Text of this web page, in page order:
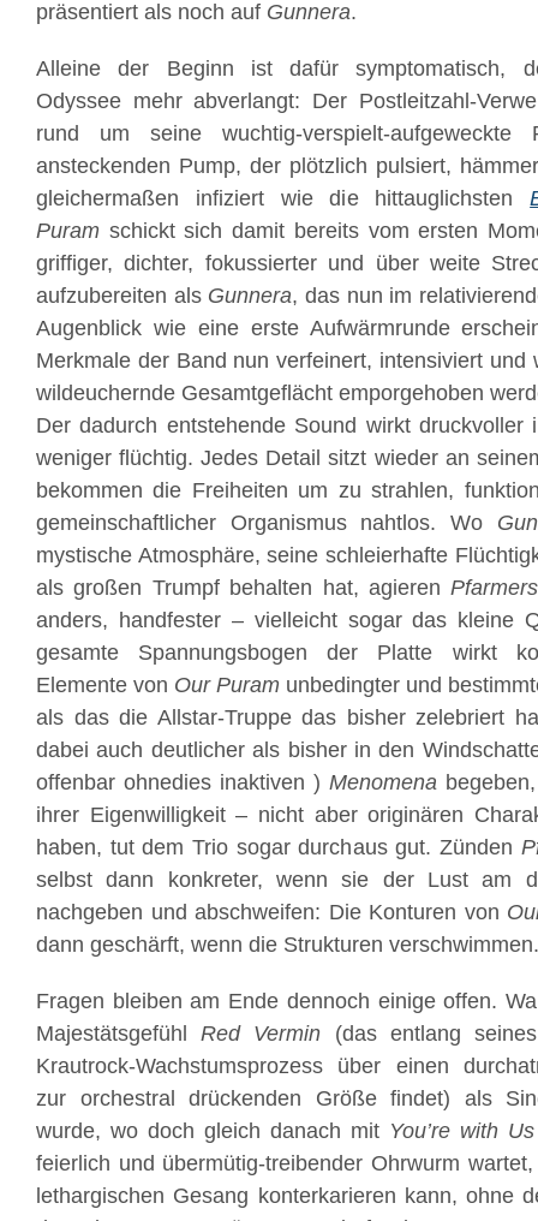
präsentiert als noch auf Gunnera.
Alleine der Beginn ist dafür symptomatisch,
Odyssee mehr abverlangt: Der Postleitzahl-
rund um seine wuchtig-verspielt-aufgeweckte
ansteckenden Pump, der plötzlich pulsiert,
gleichermaßen infiziert wie die hittauglichsten
Puram schickt sich damit bereits vom ersten
griffiger, dichter, fokussierter und über weite
aufzubereiten als Gunnera, das nun im
Augenblick wie eine erste Aufwärmrunde
Merkmale der Band nun verfeinert, intensiviert und
wildeuchernde Gesamtgeflächt emporgehoben
Der dadurch entstehende Sound wirkt druckvoller
weniger flüchtig. Jedes Detail sitzt wieder an
bekommen die Freiheiten um zu strahlen,
gemeinschaftlicher Organismus nahtlos. Wo
mystische Atmosphäre, seine schleierhafte
als großen Trumpf behalten hat, agierenPfarmers
anders, handfester – vielleicht sogar das kleine
gesamte Spannungsbogen der Platte wirkt
Elemente von Our Puram unbedingter und
als das die Allstar-Truppe das bisher zelebriert
dabei auch deutlicher als bisher in den
offenbar ohnedies inaktiven ) Menomena
ihrer Eigenwilligkeit – nicht aber originären
haben, tut dem Trio sogar durchaus gut. Zünden
selbst dann konkreter, wenn sie der Lust am
nachgeben und abschweifen: Die Konturen von
dann geschärft, wenn die Strukturen verschwimmen.
Fragen bleiben am Ende dennoch einige offen.
MajestätsgefühlRed Vermin (das entlang
Krautrock-Wachstumsprozess über einen
zur orchestral drückenden Größe findet) als
wurde, wo doch gleich danach mit You’re with Us
feierlich und übermütig-treibender Ohrwurm
lethargischen Gesang konterkarieren kann, ohne